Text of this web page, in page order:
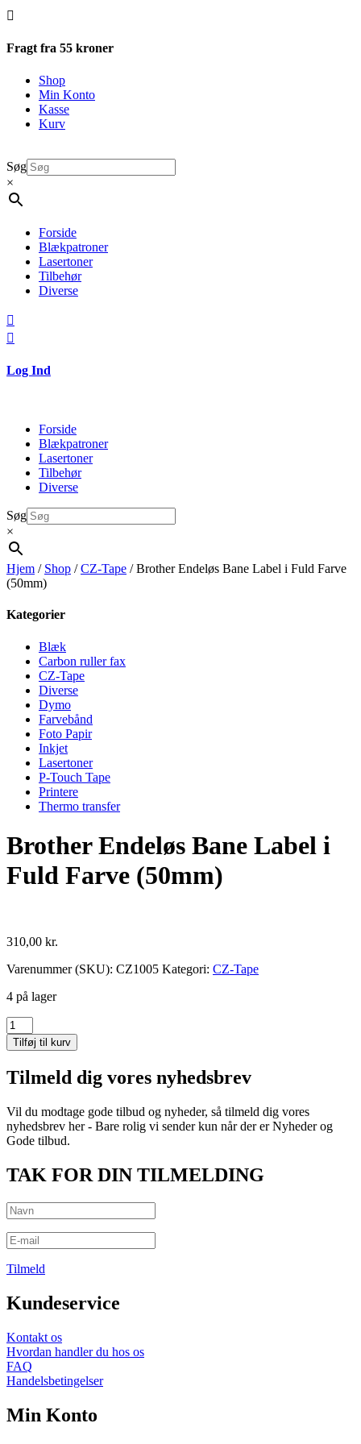

Fragt fra 55 kroner
Shop
Min Konto
Kasse
Kurv
Søg
×
Forside
Blækpatroner
Lasertoner
Tilbehør
Diverse


Log Ind
Forside
Blækpatroner
Lasertoner
Tilbehør
Diverse
Søg
×
Hjem / Shop /CZ-Tape / Brother Endeløs Bane Label i Fuld Farve
(50mm)
Kategorier
Blæk
Carbon ruller fax
CZ-Tape
Diverse
Dymo
Farvebånd
Foto Papir
Inkjet
Lasertoner
P-Touch Tape
Printere
Thermo transfer
Brother Endeløs Bane Label i
Fuld Farve (50mm)
310,00 kr.
Varenummer (SKU): CZ1005 Kategori: CZ-Tape
4 på lager
Brother
Endeløs
Bane
Label
Farve
(50mm)
antal
Tilføj til kurv
Tilmeld dig vores nyhedsbrev
Vil du modtage gode tilbud og nyheder, så tilmeld dig vores
nyhedsbrev her - Bare rolig vi sender kun når der er Nyheder og
Gode tilbud.
TAK FOR DIN TILMELDING
Tilmeld
Kundeservice
Kontakt os
Hvordan handler du hos os
FAQ
Handelsbetingelser
Min Konto